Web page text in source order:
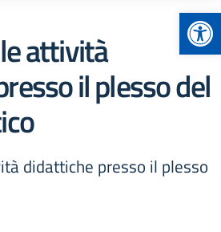
attività
il plesso del
didattiche presso il plesso